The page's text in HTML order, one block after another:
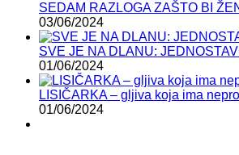
SEDAM RAZLOGA ZAŠTO BI
03/06/2024
SVE JE NA DLANU:
01/06/2024
LISIČARKA – gljiva koja ima
01/06/2024